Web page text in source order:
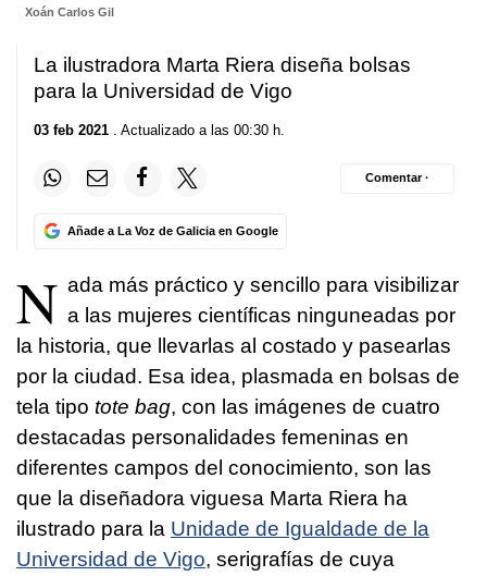
Xoán Carlos Gil
La ilustradora Marta Riera diseña bolsas
para la Universidad de Vigo
03 feb 2021 . Actualizado a las 00:30 h.
Añade a La Voz de Galicia en Google
Comentar ·
N ada más práctico y sencillo para visibilizar
a las mujeres científicas ninguneadas por
la historia, que llevarlas al costado y pasearlas
por la ciudad. Esa idea, plasmada en bolsas de
tela tipo tote bag, con las imágenes de cuatro
destacadas personalidades femeninas en
diferentes campos del conocimiento, son las
que la diseñadora viguesa Marta Riera ha
ilustrado para la Unidade de Igualdade de la
Universidad de Vigo, serigrafías de cuya